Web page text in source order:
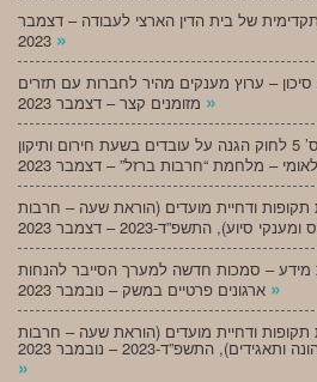
של בית הדין הארצי לעבודה – דצמבר
»
סיכון – ערוץ מענקים מהיר לחברות עם תזרים
»
מעו”דכן יחסי עבודה – תיקון מס’ 5 לחוק הגנה על עובדים בשעת חירום ותיקון
תקופות ודחיית מועדים (הוראת שעה – חרבות
מידע – סמכות חדשה למערך הסייבר להנחות
»
תקופות ודחיית מועדים (הוראת שעה – חרבות
התשפ”ד-2023 – נובמבר 2023
»